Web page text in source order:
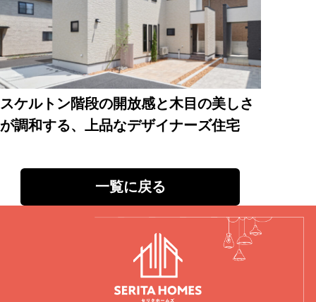
スケルトン階段の開放感と木目の美しさ
が調和する、上品なデザイナーズ住宅
一覧に戻る